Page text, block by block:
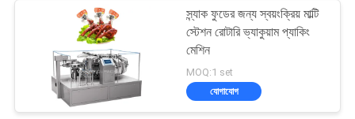
স্ন্যাক ফুডের জন্য স্বয়ংক্রিয় মাল্টি
স্টেশন রোটারি ভ্যাকুয়াম প্যাকিং
মেশিন
MOQ:1 set
যোগাযোগ